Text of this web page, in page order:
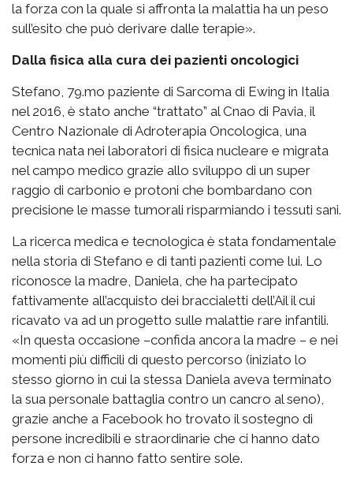
la forza con la quale si affronta la malattia ha un peso
sull’esito che può derivare dalle terapie».
Dalla fisica alla cura dei pazienti oncologici
Stefano, 79.mo paziente di Sarcoma di Ewing in Italia
nel 2016, è stato anche “trattato” al Cnao di Pavia, il
Centro Nazionale di Adroterapia Oncologica, una
tecnica nata nei laboratori di fisica nucleare e migrata
nel campo medico grazie allo sviluppo di un super
raggio di carbonio e protoni che bombardano con
precisione le masse tumorali risparmiando i tessuti sani.
La ricerca medica e tecnologica è stata fondamentale
nella storia di Stefano e di tanti pazienti come lui. Lo
riconosce la madre, Daniela, che ha partecipato
fattivamente all’acquisto dei braccialetti dell’Ail il cui
ricavato va ad un progetto sulle malattie rare infantili.
«In questa occasione –confida ancora la madre – e nei
momenti più difficili di questo percorso (iniziato lo
stesso giorno in cui la stessa Daniela aveva terminato
la sua personale battaglia contro un cancro al seno),
grazie anche a Facebook ho trovato il sostegno di
persone incredibili e straordinarie che ci hanno dato
forza e non ci hanno fatto sentire sole.